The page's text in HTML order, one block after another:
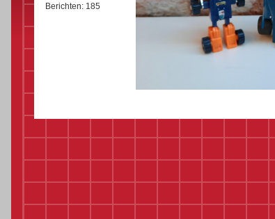
Berichten: 185